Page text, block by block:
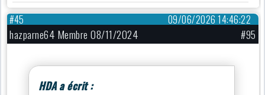
09/06/2026 14:46:22
#45
hazparne64 Membre 08/11/2024 #95
HDA a écrit :